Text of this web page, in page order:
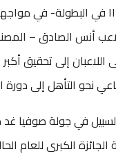
هيلي في دور الـ ٣٢.ويسعى
التأهل إلى دورة
في جولة صوفيا
بطولة الجائزة